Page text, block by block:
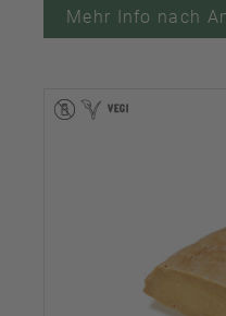
Mehr Info nach